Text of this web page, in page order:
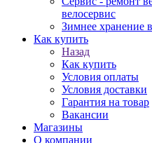
велосервис
Зимнее хранение
Как купить
Назад
Как купить
Условия оплаты
Условия доставки
Гарантия на товар
Вакансии
Магазины
О компании